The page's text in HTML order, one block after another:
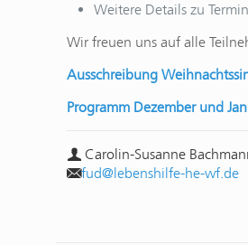
Weitere Details zu
Wir freuen uns auf alle
Ausschreibung
Programm Dezember und
Carolin-Susanne
fud@lebenshilfe-he-wf.de